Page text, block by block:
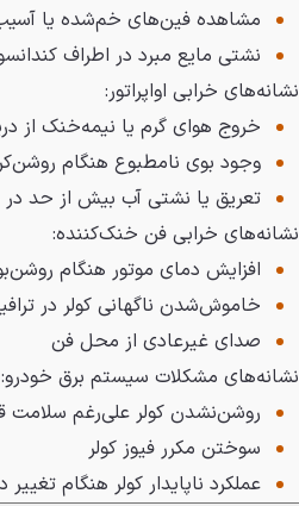
مشاهده فین‌های خم‌شده یا
نشتی مایع مبرد در اطراف
نشانه‌های خرابی اواپراتور:
خروج هوای گرم یا نیمه‌خنک از
وجود بوی نامطبوع هنگام
تعریق یا نشتی آب بیش از حد در
نشانه‌های خرابی فن خنک‌کننده:
افزایش دمای موتور هنگام
خاموش‌شدن ناگهانی کولر در
صدای غیرعادی از محل فن
نشانه‌های مشکلات سیستم برق خودرو:
روشن‌نشدن کولر علی‌رغم سلامت
سوختن مکرر فیوز کولر
عملکرد ناپایدار کولر هنگام تغییر